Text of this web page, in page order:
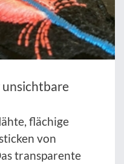
unsichtbare
flächige
von
transparente